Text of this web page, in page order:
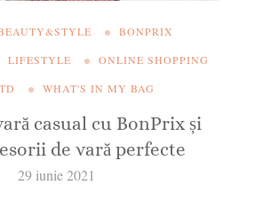
BONPRIX
LIFESTYLE
ONLINE SHOPPING
WHAT'S IN MY BAG
casual cu BonPrix și
de vară perfecte
29 iunie 2021